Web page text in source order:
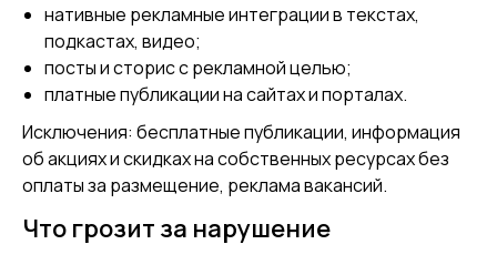
нативные рекламные интеграции в текстах,
подкастах, видео;
посты и сторис с рекламной целью;
платные публикации на сайтах и порталах.
Исключения: бесплатные публикации, информация
об акциях и скидках на собственных ресурсах без
оплаты за размещение, реклама вакансий.
Что грозит за нарушение